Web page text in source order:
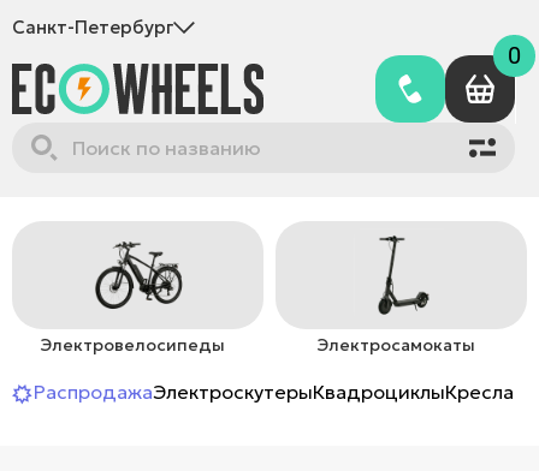
Санкт-Петербург
0
Электровелосипеды Электросамокаты
РаспродажаЭлектроскутерыКвадроциклыКресла-